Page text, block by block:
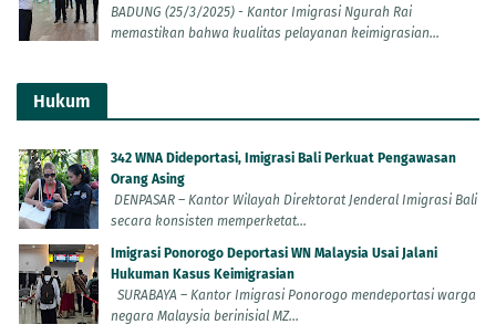
BADUNG (25/3/2025) - Kantor Imigrasi Ngurah Rai
memastikan bahwa kualitas pelayanan keimigrasian...
Hukum
342 WNA Dideportasi, Imigrasi Bali Perkuat Pengawasan
Orang Asing
DENPASAR – Kantor Wilayah Direktorat Jenderal Imigrasi Bali
secara konsisten memperketat...
Imigrasi Ponorogo Deportasi WN Malaysia Usai Jalani
Hukuman Kasus Keimigrasian
SURABAYA – Kantor Imigrasi Ponorogo mendeportasi warga
negara Malaysia berinisial MZ...